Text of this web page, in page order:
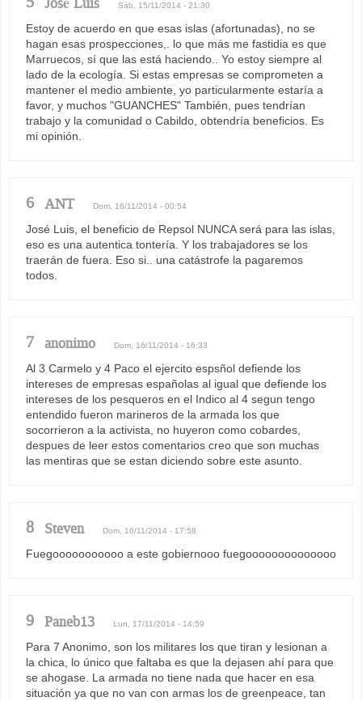
José Luis Sáb, 15/11/2014 - 21:30
Estoy de acuerdo en que esas islas (afortunadas), no se
hagan esas prospecciones,. lo que más me fastidia es que
Marruecos, sí que las está haciendo.. Yo estoy siempre al
lado de la ecología. Si estas empresas se comprometen a
mantener el medio ambiente, yo particularmente estaría a
favor, y muchos "GUANCHES" También, pues tendrían
trabajo y la comunidad o Cabildo, obtendría beneficios. Es
mi opinión.
6 ANT Dom, 16/11/2014 - 00:54
José Luis, el beneficio de Repsol NUNCA será para las islas,
eso es una autentica tontería. Y los trabajadores se los
traerán de fuera. Eso si.. una catástrofe la pagaremos
todos.
7 anonimo Dom, 16/11/2014 - 16:33
Al 3 Carmelo y 4 Paco el ejercito espsñol defiende los
intereses de empresas españolas al igual que defiende los
intereses de los pesqueros en el Indico al 4 segun tengo
entendido fueron marineros de la armada los que
socorrieron a la activista, no huyeron como cobardes,
despues de leer estos comentarios creo que son muchas
las mentiras que se estan diciendo sobre este asunto.
8 Steven Dom, 16/11/2014 - 17:58
Fuegooooooooooo a este gobiernooo fuegoooooooooooooo
9 Paneb13 Lun, 17/11/2014 - 14:59
Para 7 Anonimo, son los militares los que tiran y lesionan a
la chica, lo único que faltaba es que la dejasen ahí para que
se ahogase. La armada no tiene nada que hacer en esa
situación ya que no van con armas los de greenpeace, tan